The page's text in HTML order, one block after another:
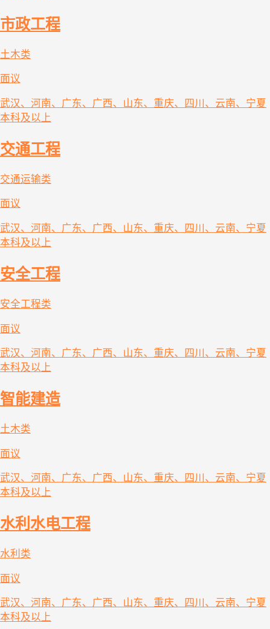
市政工程
土木类
面议
武汉、河南、广东、广西、山东、重庆、四川、云南、宁夏
本科及以上
交通工程
交通运输类
面议
武汉、河南、广东、广西、山东、重庆、四川、云南、宁夏
本科及以上
安全工程
安全工程类
面议
武汉、河南、广东、广西、山东、重庆、四川、云南、宁夏
本科及以上
智能建造
土木类
面议
武汉、河南、广东、广西、山东、重庆、四川、云南、宁夏
本科及以上
水利水电工程
水利类
面议
武汉、河南、广东、广西、山东、重庆、四川、云南、宁夏
本科及以上